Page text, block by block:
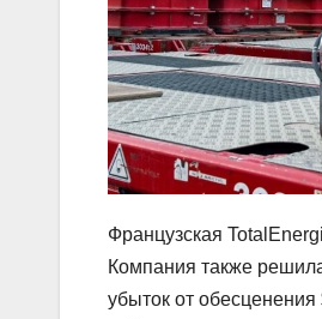
Французская
Компания также
убыток от